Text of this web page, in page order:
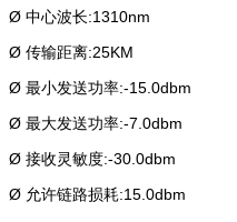
Ø 中心波长:1310nm
Ø 传输距离:25KM
Ø 最小发送功率:-15.0dbm
Ø 最大发送功率:-7.0dbm
Ø 接收灵敏度:-30.0dbm
Ø 允许链路损耗:15.0dbm